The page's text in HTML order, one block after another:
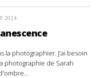
2024
la photographier. J’ai besoin
photographie de Sarah